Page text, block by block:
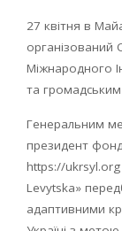
27 квітня в
Міжнародного
та
Генеральним
президент
https://ukrsyl.org
Levytska»
адаптивними